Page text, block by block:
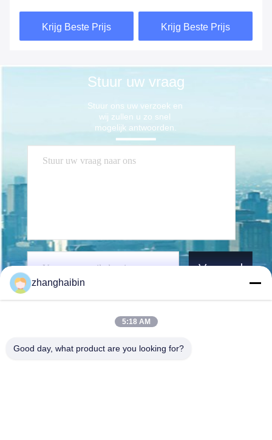
Graadcontactdoos
Krijg Beste Prijs
van ASME B16.11 Hoge
Krijg Beste Prijs
Stuur uw vraag
Stuur ons uw verzoek en
wij zullen u zo snel
mogelijk antwoorden.
Verzend
zhanghaibin
5:18 AM
Good day, what product are you looking for?